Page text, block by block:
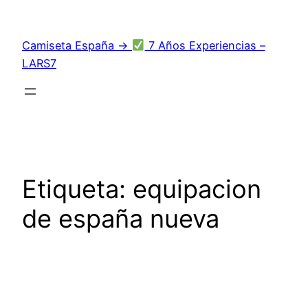
contenido
Camiseta España →
7 Años Experiencias –
LARS7
Etiqueta: equipacion
de españa nueva